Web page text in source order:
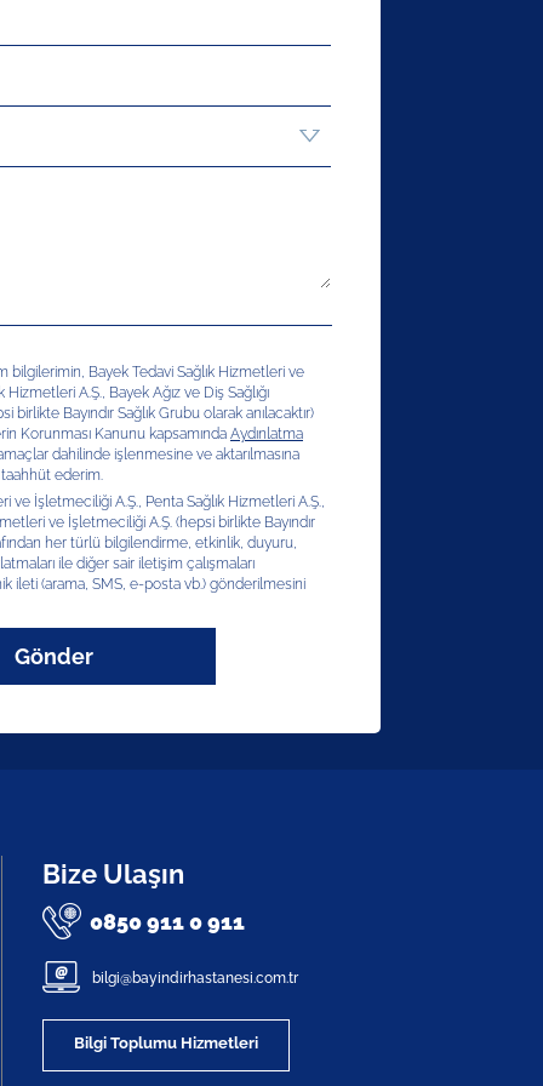
bilgilerimin, Bayek Tedavi Sağlık Hizmetleri ve
Hizmetleri A.Ş., Bayek Ağız ve Diş Sağlığı
Bayındır Sağlık Grubu olarak anılacaktır)
Korunması Kanunu kapsamında Aydınlatma
dahilinde işlenmesine ve aktarılmasına
ederim.
ve İşletmeciliği A.Ş., Penta Sağlık Hizmetleri A.Ş.,
ve İşletmeciliği A.Ş. (hepsi birlikte Bayındır
her türlü bilgilendirme, etkinlik, duyuru,
ile diğer sair iletişim çalışmaları
ileti (arama, SMS, e-posta vb.) gönderilmesini
Gönder
Bize Ulaşın
0850 911 0 911
bilgi@bayindirhastanesi.com.tr
Bilgi Toplumu Hizmetleri